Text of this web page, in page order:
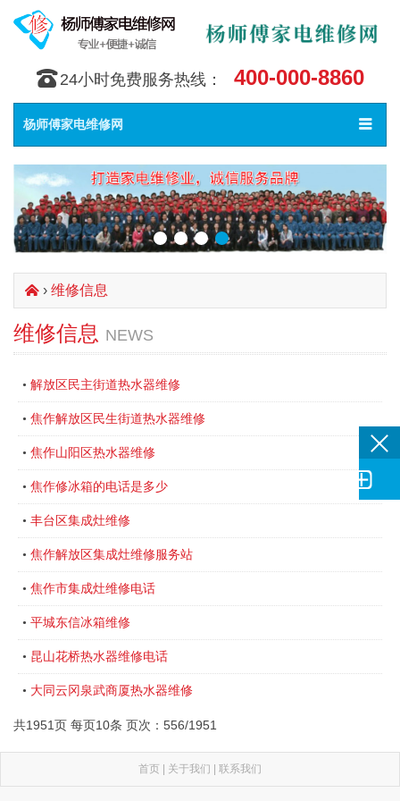
󰇯 24小时免费服务热线： 400-000-8860
Toggle
󰀥
杨师傅家电维修网
󰄫 › 维修信息
维修信息 NEWS
• 解放区民主街道热水器维修
• 焦作解放区民生街道热水器维修
• 焦作山阳区热水器维修
• 焦作修冰箱的电话是多少
• 丰台区集成灶维修
• 焦作解放区集成灶维修服务站
• 焦作市集成灶维修电话
• 平城东信冰箱维修
• 昆山花桥热水器维修电话
• 大同云冈泉武商厦热水器维修
共1951页 每页10条 页次：556/1951
首页 | 关于我们 | 联系我们
